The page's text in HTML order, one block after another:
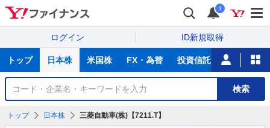
i
ログイン ID新規取得
サ
トップ 日本株 米国株 FX・為替 投資信託 ニュース
銘
検
検索
トップ 日本株 三菱自動車(株)【7211.T】